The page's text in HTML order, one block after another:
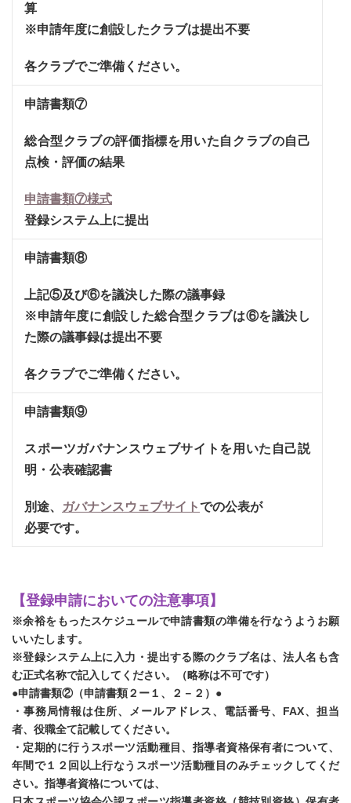
算
※申請年度に創設したクラブは提出不要
各クラブでご準備ください。
申請書類⑦
総合型クラブの評価指標を用いた自クラブの自己
点検・評価の結果
申請書類⑦様式
登録システム上に提出
申請書類⑧
上記⑤及び⑥を議決した際の議事録
※申請年度に創設した総合型クラブは⑥を議決し
た際の議事録は提出不要
各クラブでご準備ください。
申請書類⑨
スポーツガバナンスウェブサイトを用いた自己説
明・公表確認書
別途、 ガバナンスウェブサイトでの公表が
必要です。
【登録申請においての注意事項】
※余裕をもったスケジュールで申請書類の準備を行なうようお願
いいたします。
※登録システム上に入力・提出する際のクラブ名は、法人名も含
む正式名称で記入してください。（略称は不可です）
●申請書類②（申請書類２ー１、２－２）●
・事務局情報は住所、メールアドレス、電話番号、FAX、担当
者、役職全て記載してください。
・定期的に行うスポーツ活動種目、指導者資格保有者について、
年間で１２回以上行なうスポーツ活動種目のみチェックしてくだ
さい。指導者資格については、